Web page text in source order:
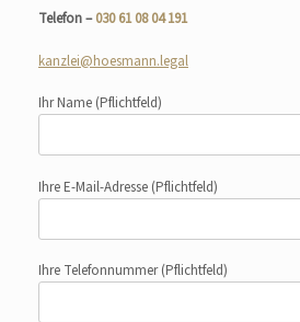
Telefon –030 61 08 04 191
kanzlei@hoesmann.legal
Ihr Name (Pflichtfeld)
Ihre E-Mail-Adresse (Pflichtfeld)
Ihre Telefonnummer(Pflichtfeld)